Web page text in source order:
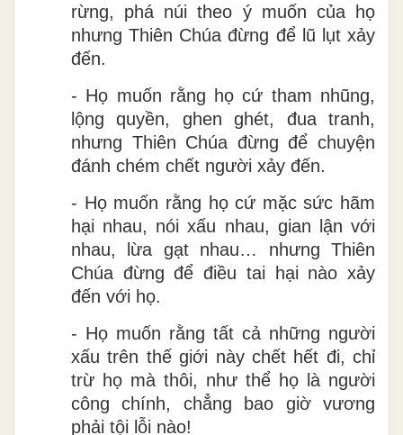
rừng, phá núi theo ý muốn của họ
nhưng Thiên Chúa đừng để lũ lụt xảy
đến.
- Họ muốn rằng họ cứ tham nhũng,
lộng quyền, ghen ghét, đua tranh,
nhưng Thiên Chúa đừng để chuyện
đánh chém chết người xảy đến.
- Họ muốn rằng họ cứ mặc sức hãm
hại nhau, nói xấu nhau, gian lận với
nhau, lừa gạt nhau… nhưng Thiên
Chúa đừng để điều tai hại nào xảy
đến với họ.
- Họ muốn rằng tất cả những người
xấu trên thế giới này chết hết đi, chỉ
trừ họ mà thôi, như thể họ là người
công chính, chẳng bao giờ vương
phải tội lỗi nào!